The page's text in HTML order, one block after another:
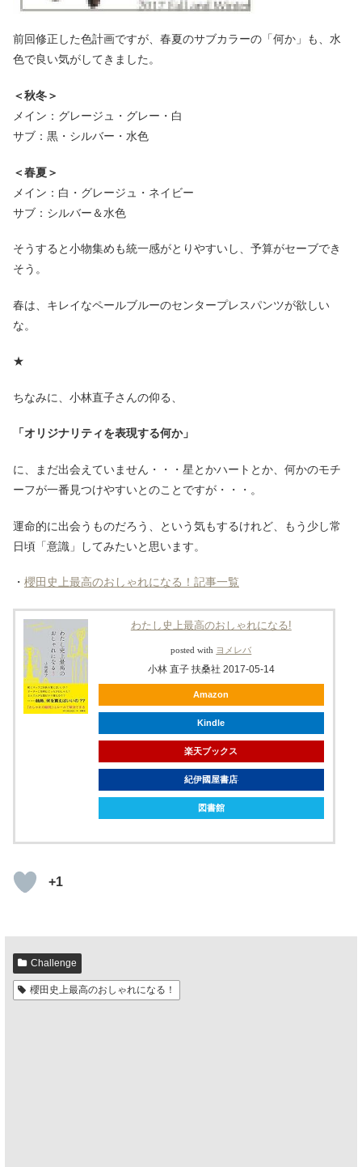
前回修正した色計画ですが、春夏のサブカラーの「何か」も、水
色で良い気がしてきました。
＜秋冬＞
メイン：グレージュ・グレー・白
サブ：黒・シルバー・水色
＜春夏＞
メイン：白・グレージュ・ネイビー
サブ：シルバー＆水色
そうすると小物集めも統一感がとりやすいし、予算がセーブでき
そう。
春は、キレイなペールブルーのセンタープレスパンツが欲しい
な。
★
ちなみに、小林直子さんの仰る、
「オリジナリティを表現する何か」
に、まだ出会えていません・・・星とかハートとか、何かのモチ
ーフが一番見つけやすいとのことですが・・・。
運命的に出会うものだろう、という気もするけれど、もう少し常
日頃「意識」してみたいと思います。
・ 櫻田史上最高のおしゃれになる！記事一覧
わたし史上最高のおしゃれになる!
posted with ヨメレバ
小林 直子 扶桑社 2017-05-14
Amazon
Kindle
楽天ブックス
紀伊國屋書店
図書館
+1
Challenge
櫻田史上最高のおしゃれになる！